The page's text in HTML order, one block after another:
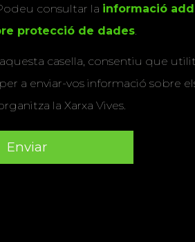
consultar la informació
protecció de dades.
casella, consentiu que
a enviar-vos informació sobre
la Xarxa Vives.